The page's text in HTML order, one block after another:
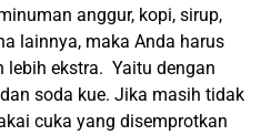
anggur, kopi, sirup,
lainnya, maka Anda harus
lebih ekstra. Yaitu dengan
soda kue. Jika masih tidak
cuka yang disemprotkan